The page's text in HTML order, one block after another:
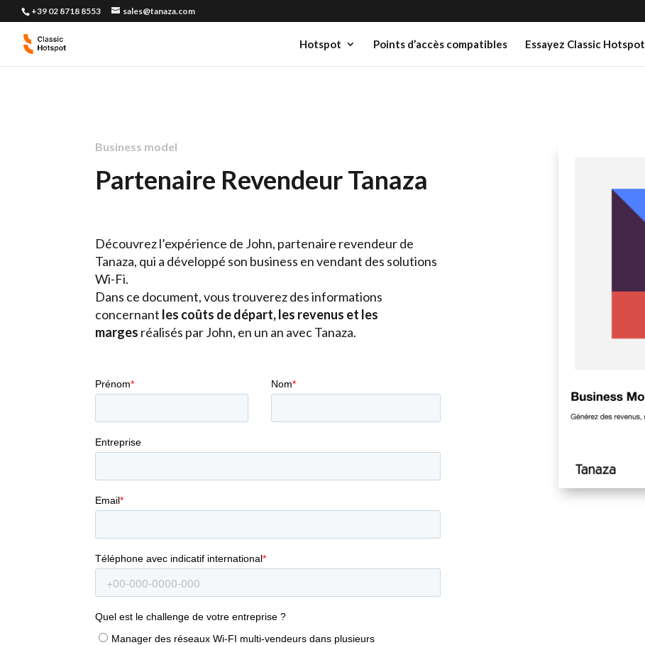
+39 02 8718 8553 sales@tanaza.com
Hotspot Points d’accès compatibles Essayez Classic Hotspot
Business model
Partenaire Revendeur Tanaza
Découvrez l’expérience de John, partenaire revendeur de
Tanaza, qui a développé son business en vendant des solutions
Wi-Fi.
Dans ce document, vous trouverez des informations
concernant les coûts de départ, les revenus et les
marges réalisés par John, en un an avec Tanaza.